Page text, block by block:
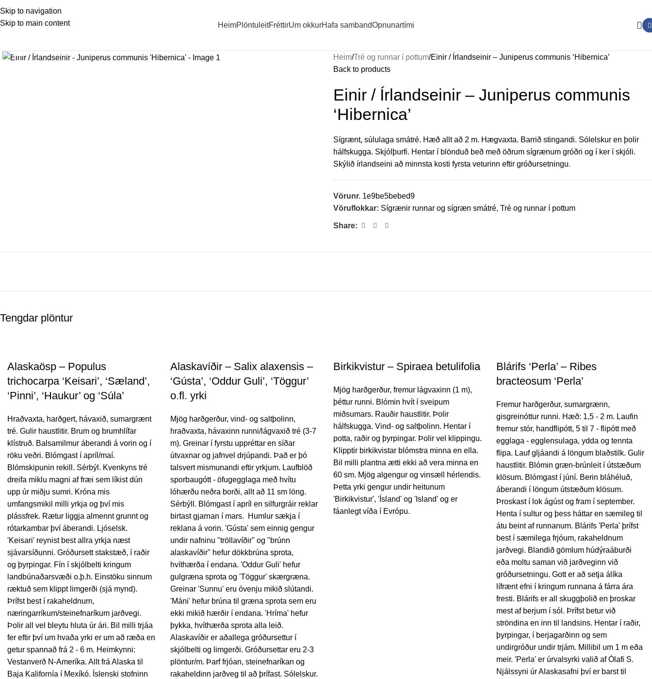
Skip to navigation
Skip to main content
HeimPlöntuleitFréttirUm okkurHafa sambandOpnunartími
Heim Tré og runnar í pottum Einir / Írlandseinir – Juniperus communis ‘Hibernica’
Back to products
Einir / Írlandseinir – Juniperus communis
‘Hibernica’
Sígrænt, súlulaga smátré. Hæð allt að 2 m. Hægvaxta. Barrið stingandi. Sólelskur en þolir
hálfskugga. Skjólþurfi. Hentar í blönduð beð með öðrum sígrænum gróðri og í ker í skjóli.
Skýlið írlandseini að minnsta kosti fyrsta veturinn eftir gróðursetningu.
Vörunr. 1e9be5bebed9
Vöruflokkar: Sígrænir runnar og sígræn smátré, Tré og runnar í pottum
Share:
Tengdar plöntur
Alaskaösp – Populus
trichocarpa ‘Keisari’, ‘Sæland’,
‘Pinni’, ‘Haukur’ og ‘Súla’
Hraðvaxta, harðgert, hávaxið, sumargrænt
tré. Gulir haustlitir. Brum og brumhlífar
klístruð. Balsamilmur áberandi á vorin og í
röku veðri. Blómgast í apríl/maí.
Blómskipunin rekill. Sérbýl. Kvenkyns tré
dreifa miklu magni af fræi sem líkist dún
upp úr miðju sumri. Króna mis
umfangsmikil milli yrkja og því mis
plássfrek. Rætur liggja almennt grunnt og
rótarkambar því áberandi. Ljóselsk.
'Keisari' reynist best allra yrkja næst
sjávarsíðunni. Gróðursett stakstæð, í raðir
og þyrpingar. Fín í skjólbelti kringum
landbúnaðarsvæði o.þ.h. Einstöku sinnum
ræktuð sem klippt limgerði (sjá mynd).
Þrífst best í rakaheldnum,
næringarríkum/steinefnaríkum jarðvegi.
Þolir all vel bleytu hluta úr ári. Bil milli trjáa
fer eftir því um hvaða yrki er um að ræða en
getur spannað frá 2 - 6 m. Heimkynni:
Vestanverð N-Ameríka. Allt frá Alaska til
Baja Kalifornía í Mexíkó. Íslenski stofninn
Alaskavíðir – Salix alaxensis –
‘Gústa’, ‘Oddur Guli’, ‘Töggur’
o.fl. yrki
Mjög harðgerður, vind- og saltþolinn,
hraðvaxta, hávaxinn runni/lágvaxið tré (3-7
m). Greinar í fyrstu uppréttar en síðar
útvaxnar og jafnvel drjúpandi. Það er þó
talsvert mismunandi eftir yrkjum. Laufblöð
sporbaugótt - öfugegglaga með hvítu
lóhærðu neðra borði, allt að 11 sm löng.
Sérbýll. Blómgast í apríl en silfurgráir reklar
birtast gjarnan í mars. Humlur sækja í
reklana á vorin. 'Gústa' sem einnig gengur
undir nafninu "tröllavíðir" og "brúnn
alaskavíðir" hefur dökkbrúna sprota,
hvíthærða í endana. 'Oddur Guli' hefur
gulgræna sprota og 'Töggur' skærgræna.
Greinar 'Sunnu' eru óvenju mikið slútandi.
'Máni' hefur brúna til græna sprota sem eru
ekki mikið hærðir í endana. 'Hríma' hefur
þykka, hvíthærða sprota alla leið.
Alaskavíðir er aðallega gróðursettur í
skjólbelti og limgerði. Gróðursettar eru 2-3
plöntur/m. Þarf frjóan, steinefnaríkan og
rakaheldinn jarðveg til að þrífast. Sólelskur.
Birkikvistur – Spiraea betulifolia
Mjög harðgerður, fremur lágvaxinn (1 m),
þéttur runni. Blómin hvít í sveipum
miðsumars. Rauðir haustlitir. Þolir
hálfskugga. Vind- og saltþolinn. Hentar í
potta, raðir og þyrpingar. Þolir vel klippingu.
Klipptir birkikvistar blómstra minna en ella.
Bil milli plantna ætti ekki að vera minna en
60 sm. Mjög algengur og vinsæll hérlendis.
Þetta yrki gengur undir heitunum
'Birkikvistur', 'Ísland' og 'Island' og er
fáanlegt víða í Evrópu.
Blárifs ‘Perla’ – Ribes
bracteosum ‘Perla’
Fremur harðgerður, sumargrænn,
gisgreinóttur runni. Hæð: 1,5 - 2 m. Laufin
fremur stór, handflipótt, 5 til 7 - flipótt með
egglaga - egglensulaga, ydda og tennta
flipa. Lauf gljáandi á löngum blaðstilk. Gulir
haustlitir. Blómin græn-brúnleit í útstæðum
klösum. Blómgast í júní. Berin bláhéluð,
áberandi í löngum útstæðum klösum.
Þroskast í lok ágúst og fram í september.
Henta í sultur og þess háttar en sæmileg til
átu beint af runnanum. Blárifs 'Perla' þrífst
best í sæmilega frjóum, rakaheldnum
jarðvegi. Blandið gömlum húdýraáburði
eða moltu saman við jarðveginn við
gróðursetningu. Gott er að setja álíka
lífrænt efni í kringum runnana á fárra ára
fresti. Blárifs er all skuggþolið en þroskar
mest af berjum í sól. Þrífst betur við
ströndina en inn til landsins. Hentar í raðir,
þyrpingar, í berjagarðinn og sem
undirgróður undir trjám. Millibil um 1 m eða
meir. 'Perla' er úrvalsyrki valið af Ólafi S.
Njálssyni úr Alaskasafni því er barst til